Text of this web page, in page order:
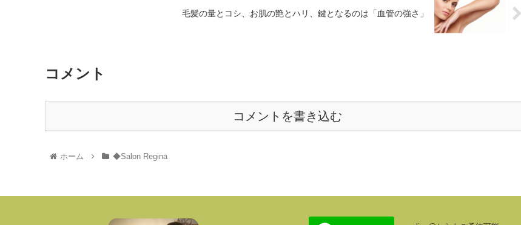
毛髪の量とコシ、お肌の艶とハリ、鍵となるのは「血管の強さ」
コメント
コメントを書き込む
ホーム ◆Salon Regina